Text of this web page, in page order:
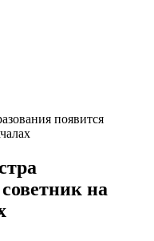
появится
на